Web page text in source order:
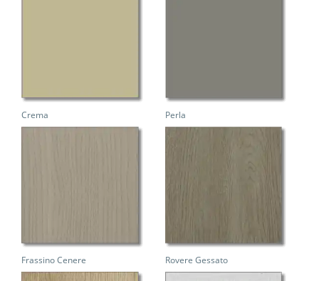
Crema Perla
Frassino Cenere Rovere Gessato